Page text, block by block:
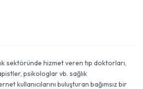
sektöründe hizmet veren tıp doktorları,
psikologlar vb. sağlık
kullanıcılarını buluşturan bağımsız bir